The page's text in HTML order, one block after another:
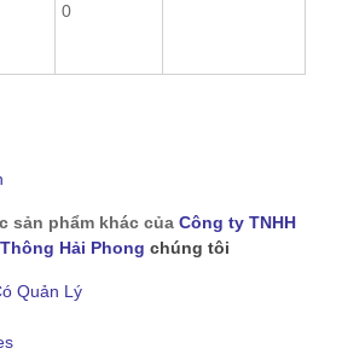
0
sản phẩm khác của Công ty TNHH
Hải Phong chúng tôi
Quản Lý